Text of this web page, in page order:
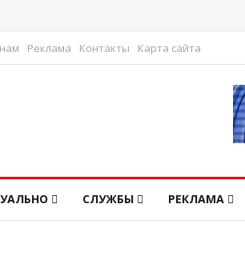
Реклама Контакты Карта сайта
СЛУЖБЫ РЕКЛАМА